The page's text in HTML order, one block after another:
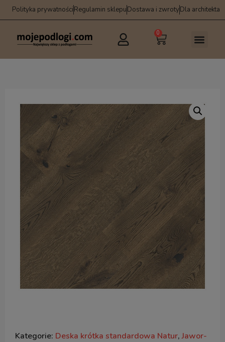
Polityka prywatnościRegulamin sklepuDostawa i zwrotyDla architekta
0
Kategorie: Deska krótka standardowa Natur,Jawor-